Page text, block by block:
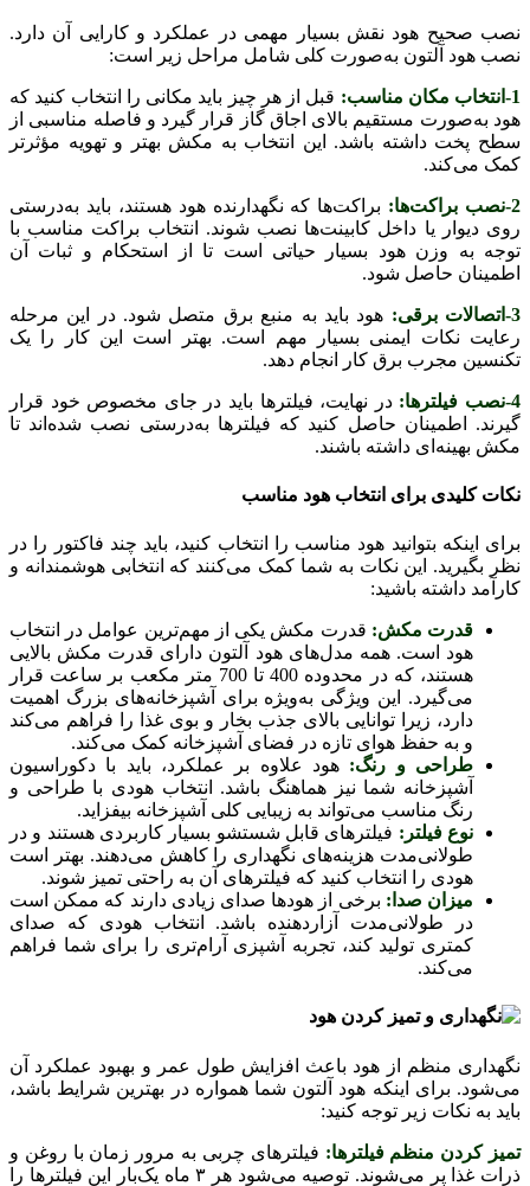
نصب صحیح هود نقش بسیار مهمی در عملکرد و کارایی آن دارد.
نصب هود آلتون به‌صورت کلی شامل مراحل زیر است:
1-انتخاب مکان مناسب:
قبل از هر چیز باید مکانی را انتخاب کنید که
هود به‌صورت مستقیم بالای اجاق گاز قرار گیرد و فاصله مناسبی از
سطح پخت داشته باشد. این انتخاب به مکش بهتر و تهویه مؤثرتر
کمک می‌کند.
2-نصب براکت‌ها:
براکت‌ها که نگهدارنده هود هستند، باید به‌درستی
روی دیوار یا داخل کابینت‌ها نصب شوند. انتخاب براکت مناسب با
توجه به وزن هود بسیار حیاتی است تا از استحکام و ثبات آن
اطمینان حاصل شود.
3-اتصالات برقی:
هود باید به منبع برق متصل شود. در این مرحله
رعایت نکات ایمنی بسیار مهم است. بهتر است این کار را یک
تکنسین مجرب برق کار انجام دهد.
4-نصب فیلترها:
در نهایت، فیلترها باید در جای مخصوص خود قرار
گیرند. اطمینان حاصل کنید که فیلترها به‌درستی نصب شده‌اند تا
مکش بهینه‌ای داشته باشند.
نکات کلیدی برای انتخاب هود مناسب
برای اینکه بتوانید هود مناسب را انتخاب کنید، باید چند فاکتور را در
نظر بگیرید. این نکات به شما کمک می‌کنند که انتخابی هوشمندانه و
کارآمد داشته باشید:
قدرت مکش: قدرت مکش یکی از مهم‌ترین عوامل در انتخاب
هود است. همه مدل‌های هود آلتون دارای قدرت مکش بالایی
هستند، که در محدوده 400 تا 700 متر مکعب بر ساعت قرار
می‌گیرد. این ویژگی به‌ویژه برای آشپزخانه‌های بزرگ اهمیت
دارد، زیرا توانایی بالای جذب بخار و بوی غذا را فراهم می‌کند
و به حفظ هوای تازه در فضای آشپزخانه کمک می‌کند.
طراحی و رنگ: هود علاوه بر عملکرد، باید با دکوراسیون
آشپزخانه شما نیز هماهنگ باشد. انتخاب هودی با طراحی و
رنگ مناسب می‌تواند به زیبایی کلی آشپزخانه بیفزاید.
نوع فیلتر: فیلترهای قابل شستشو بسیار کاربردی هستند و در
طولانی‌مدت هزینه‌های نگهداری را کاهش می‌دهند. بهتر است
هودی را انتخاب کنید که فیلترهای آن به راحتی تمیز شوند.
میزان صدا: برخی از هودها صدای زیادی دارند که ممکن است
در طولانی‌مدت آزاردهنده باشد. انتخاب هودی که صدای
کمتری تولید کند، تجربه آشپزی آرام‌تری را برای شما فراهم
می‌کند.
نگهداری منظم از هود باعث افزایش طول عمر و بهبود عملکرد آن
می‌شود. برای اینکه هود آلتون شما همواره در بهترین شرایط باشد،
باید به نکات زیر توجه کنید:
تمیز کردن منظم فیلترها: فیلترهای چربی به مرور زمان با روغن و
ذرات غذا پر می‌شوند. توصیه می‌شود هر ۳ ماه یک‌بار این فیلترها را